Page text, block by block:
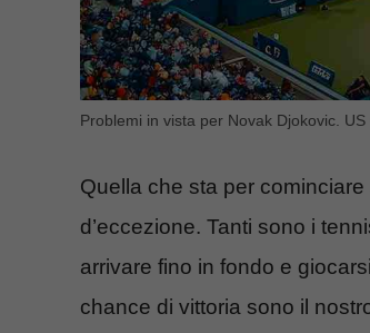
Problemi in vista per Novak Djokovic.
Quella che sta per
d’eccezione. Tanti sono i
arrivare fino in fondo e
chance di vittoria sono il